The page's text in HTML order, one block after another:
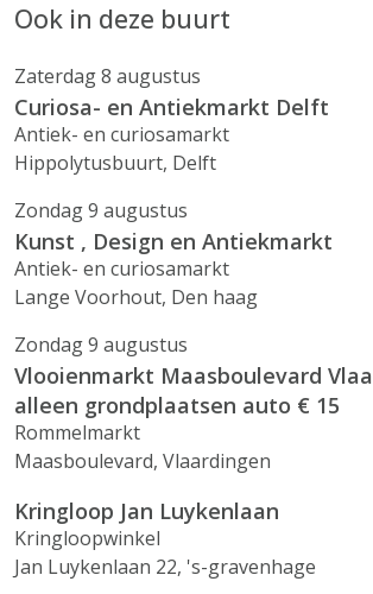
Ook in deze buurt
Zaterdag 8 augustus
Curiosa- en Antiekmarkt Delft
Antiek- en curiosamarkt
Hippolytusbuurt, Delft
Zondag 9 augustus
Kunst , Design en Antiekmarkt
Antiek- en curiosamarkt
Lange Voorhout, Den haag
Zondag 9 augustus
Vlooienmarkt Maasboulevard
alleen grondplaatsen auto € 15
Rommelmarkt
Maasboulevard, Vlaardingen
Kringloop Jan Luykenlaan
Kringloopwinkel
Jan Luykenlaan 22, 's-gravenhage